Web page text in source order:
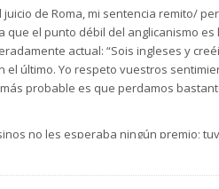
de Roma, mi sentencia remito/
que el punto débil del anglicanismo
actual: “Sois ingleses y
último. Yo respeto vuestros
probable es que perdamos
no les esperaba ningún premio;
le impuso marchar a Tierra